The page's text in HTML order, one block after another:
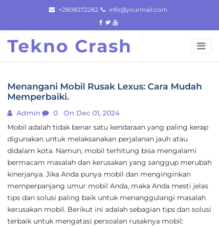
content
+2808272282 info@yourmail.com
Tekno Crash
Menangani Mobil Rusak Lexus: Cara Mudah
Memperbaiki.
Admin 0
On Dec 01, 2024
Mobil adalah tidak benar satu kendaraan yang paling kerap
digunakan untuk melaksanakan perjalanan jauh atau
didalam kota. Namun, mobil terhitung bisa mengalami
bermacam masalah dan kerusakan yang sanggup merubah
kinerjanya. Jika Anda punya mobil dan menginginkan
memperpanjang umur mobil Anda, maka Anda mesti jelas
tips dan solusi paling baik untuk menanggulangi masalah
kerusakan mobil. Berikut ini adalah sebagian tips dan solusi
terbaik untuk mengatasi persoalan rusaknya mobil: